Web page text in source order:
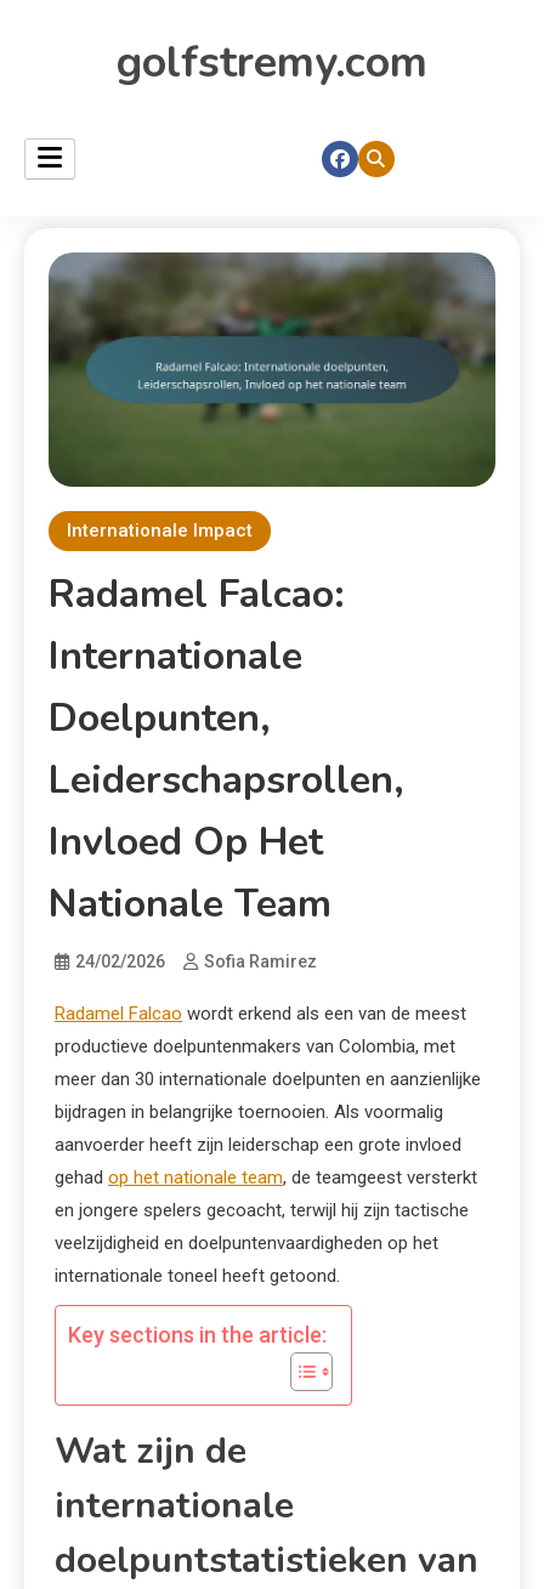
golfstremy.com
Internationale Impact
Radamel Falcao:
Internationale
Doelpunten,
Leiderschapsrollen,
Invloed Op Het
Nationale Team
24/02/2026 Sofia Ramirez
Radamel Falcao wordt erkend als een van de meest
productieve doelpuntenmakers van Colombia, met
meer dan 30 internationale doelpunten en aanzienlijke
bijdragen in belangrijke toernooien. Als voormalig
aanvoerder heeft zijn leiderschap een grote invloed
gehad op het nationale team, de teamgeest versterkt
en jongere spelers gecoacht, terwijl hij zijn tactische
veelzijdigheid en doelpuntenvaardigheden op het
internationale toneel heeft getoond.
Key sections in the article:
Wat zijn de
internationale
doelpuntstatistieken van